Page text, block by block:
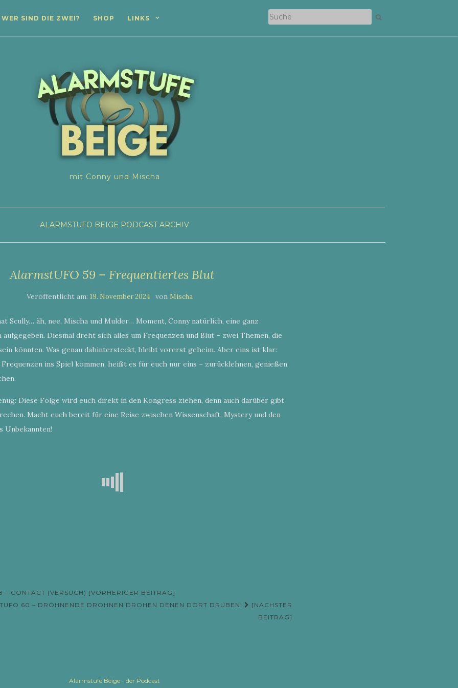
WER SIND DIE ZWEI? SHOP LINKS
mit Conny und Mischa
ALARMSTUFO BEIGE PODCAST ARCHIV
AlarmstUFO 59 – Frequentiertes Blut
Veröffentlicht am: 19. November 2024 von Mischa
Scully… äh, nee, Mischa und Mulder… Moment, Conny natürlich, eine ganz
Diesmal dreht sich alles um Frequenzen und Blut – zwei Themen, die
könnten. Was genau dahintersteckt, bleibt vorerst geheim. Aber eins ist klar:
Frequenzen ins Spiel kommen, heißt es für euch nur eins – zurücklehnen, genießen
Diese Folge wird euch direkt in den Kongress ziehen, denn auch darüber gibt
Macht euch bereit für eine Reise zwischen Wissenschaft, Mystery und den
Unbekannten!
– CONTACT (VERSUCH) [VORHERIGER BEITRAG]
60 – DRÖHNENDE DROHNEN DROHEN DENEN DORT DRÜBEN!
[NÄCHSTER
BEITRAG]
Alarmstufe Beige - der Podcast